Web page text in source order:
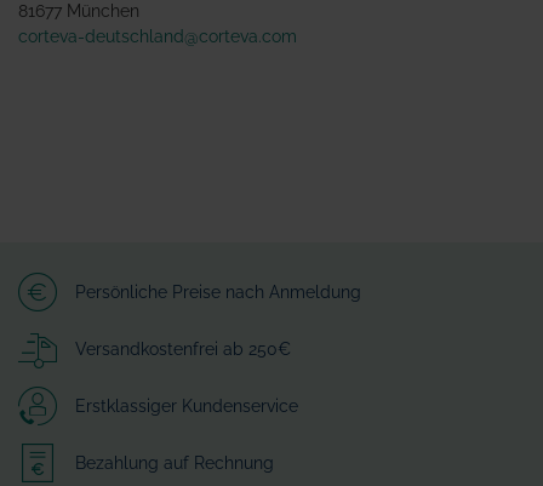
81677 München
corteva-deutschland@corteva.com
Persönliche Preise nach Anmeldung
Versandkostenfrei ab 250€
Erstklassiger Kundenservice
Bezahlung auf Rechnung